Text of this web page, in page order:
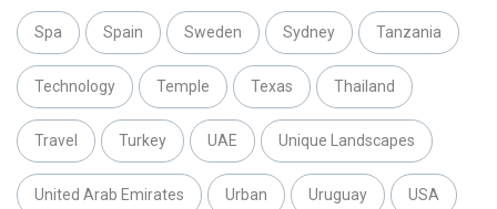
Spa Spain Sweden Sydney Tanzania
Technology Temple Texas Thailand
Travel Turkey UAE Unique Landscapes
United Arab Emirates Urban Uruguay USA